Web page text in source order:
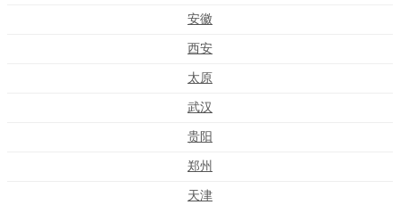
安徽
西安
太原
武汉
贵阳
郑州
天津